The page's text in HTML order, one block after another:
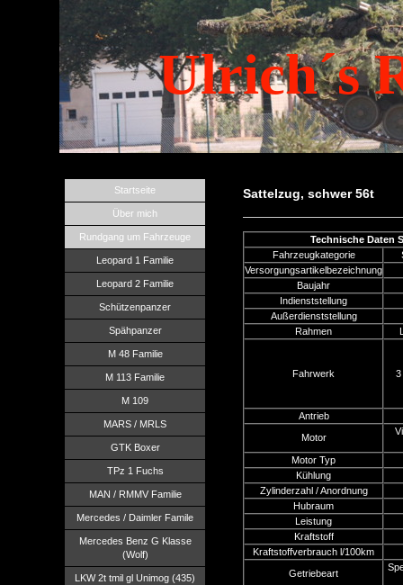
Ulrich´s
Startseite
Über mich
Rundgang um Fahrzeuge
Leopard 1 Familie
Leopard 2 Familie
Schützenpanzer
Spähpanzer
M 48 Familie
M 113 Familie
M 109
MARS / MRLS
GTK Boxer
TPz 1 Fuchs
MAN / RMMV Familie
Mercedes / Daimler Famile
Mercedes Benz G Klasse
(Wolf)
LKW 2t tmil gl Unimog (435)
Sattelzug, schwer 56t
Technische Daten
Fahrzeugkategorie
Versorgungsartikelbezeichnung
Baujahr
Indienststellung
Außerdienststellung
Rahmen
Fahrwerk
3
Antrieb
Motor
Motor Typ
Kühlung
Zylinderzahl / Anordnung
Hubraum
Leistung
Kraftstoff
Kraftstoffverbrauch l/100km
Getriebeart